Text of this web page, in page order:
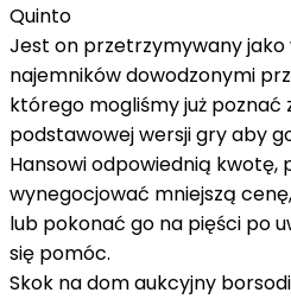
Quinto
Jest on przetrzymywany jako
najemników dowodzonymi
którego mogliśmy już poznać
podstawowej wersji gry aby
Hansowi odpowiednią kwotę,
wynegocjować mniejszą
lub pokonać go na pięści po
się pomóc.
Skok na dom aukcyjny